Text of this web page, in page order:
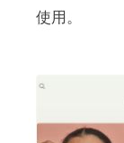
使用。